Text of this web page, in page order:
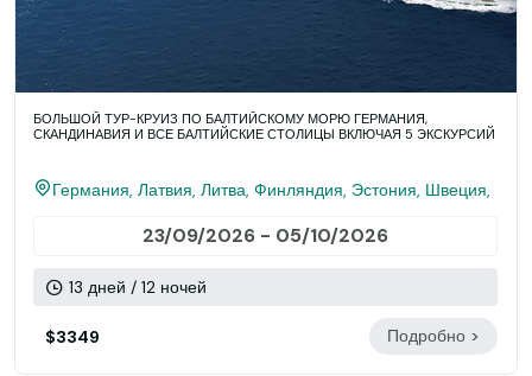
БОЛЬШОЙ ТУР-КРУИЗ ПО БАЛТИЙСКОМУ МОРЮ ГЕРМАНИЯ,
СКАНДИНАВИЯ И ВСЕ БАЛТИЙСКИЕ СТОЛИЦЫ ВКЛЮЧАЯ 5 ЭКСКУРСИЙ
Германия, Латвия, Литва, Финляндия, Эстония, Швеция,
23/09/2026 - 05/10/2026
13 дней / 12 ночей
$3349 Подробно >